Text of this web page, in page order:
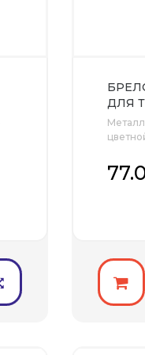
ДЛЯ